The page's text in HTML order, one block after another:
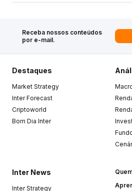
Receba nossos conteúdos
por e-mail.
Destaques
Market Strategy
Inter Forecast
Criptoworld
Bom Dia Inter
Inter News
Inter Strategy